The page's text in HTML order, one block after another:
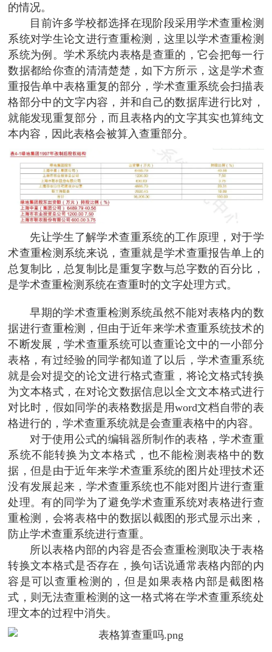
的情况。
目前许多学校都选择在现阶段采用学术查重检测
系统对学生论文进行查重检测，这里以学术查重检测
系统为例。学术系统内表格是查重的，它会把每一行
数据都给你查的清清楚楚，如下方所示，这是学术查
重报告单中表格重复的部分，学术查重系统会扫描表
格部分中的文字内容，并和自己的数据库进行比对，
就能发现重复部分，而且表格内的文字其实也算纯文
本内容，因此表格会被算入查重部分。
先让学生了解学术查重系统的工作原理，对于学
术查重检测系统来说，查重就是学术查重报告单上的
总复制比，总复制比是重复字数与总字数的百分比，
是学术查重检测系统在查重时的文字处理方式。
早期的学术查重检测系统虽然不能对表格内的数
据进行查重检测，但由于近年来学术查重系统技术的
不断发展，学术查重系统可以查重论文中的一小部分
表格，有过经验的同学都知道了以后，学术查重系统
就是会对提交的论文进行格式查重，将论文格式转换
为文本格式，在对论文数据信息以全文文本格式进行
对比时，假如同学的表格数据是用word文档自带的表
格进行的，学术查重系统就是会查重表格中的内容。
对于使用公式的编辑器所制作的表格，学术查重
系统不能转换为文本格式，也不能检测表格中的数
据，但是由于近年来学术查重系统的图片处理技术还
没有发展起来，学术查重系统也不能对图片进行查重
处理。有的同学为了避免学术查重系统对表格进行查
重检测，会将表格中的数据以截图的形式显示出来，
防止学术查重系统进行查重。
所以表格内部的内容是否会查重检测取决于表格
转换文本格式是否存在，换句话说通常表格内部的内
容是可以查重检测的，但是如果表格内部是截图格
式，则无法查重检测的这一格式将在学术查重系统处
理文本的过程中消失。